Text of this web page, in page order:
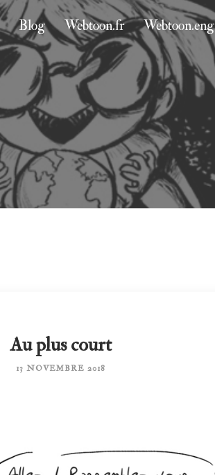
Blog Webtoon.fr Webtoon.eng
Au plus court
13 NOVEMBRE 2018